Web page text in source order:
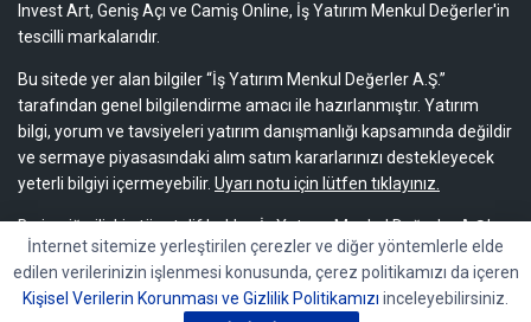
Invest Art, Geniş Açı ve Camiş Online, İş Yatırım Menkul Değerler'in
tescilli markalarıdır.
Bu sitede yer alan bilgiler “İş Yatırım Menkul Değerler A.Ş.”
tarafından genel bilgilendirme amacı ile hazırlanmıştır. Yatırım
bilgi, yorum ve tavsiyeleri yatırım danışmanlığı kapsamında değildir
ve sermaye piyasasındaki alım satım kararlarınızı destekleyecek
yeterli bilgiyi içermeyebilir. Uyarı notu için lütfen tıklayınız.
Bu içeriğe ilişkin tüm telif hakları İş Yatırım Menkul Değerler A.Ş.’ye
aittir. Bu içerik, açık iznimiz olmaksızın başkaları tarafından
herhangi bir amaçla, kısmen veya tamamen çoğaltılamaz,
dağıtılamaz, yayımlanamaz veya değiştirilemez.
İnternet sitemize yerleştirilen çerezler ve diğer yöntemlerle elde
edilen verilerinizin işlenmesi konusunda, çerez politikamızı da içeren
Kişisel Verilerin Korunması ve Gizlilik Politikamızı inceleyebilirsiniz.